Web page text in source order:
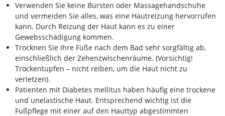
Verwenden Sie keine Bürsten oder Massagehandschuhe
und vermeiden Sie alles, was eine Hautreizung hervorrufen
kann. Durch Reizung der Haut kann es zu einer
Gewebsschädigung kommen.
Trocknen Sie Ihre Füße nach dem Bad sehr sorgfältig ab,
einschließlich der Zehenzwischenräume. (Vorsichtig!
Trockentupfen – nicht reiben, um die Haut nicht zu
verletzen).
Patienten mit Diabetes mellitus haben häufig eine trockene
und unelastische Haut. Entsprechend wichtig ist die
Fußpflege mit einer auf den Hauttyp abgestimmten